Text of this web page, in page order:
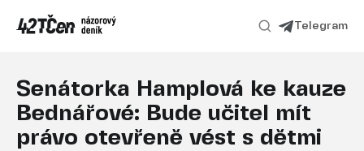
Telegram
Senátorka Hamplová ke kauze
Bednářové: Bude učitel mít
právo otevřeně vést s dětmi